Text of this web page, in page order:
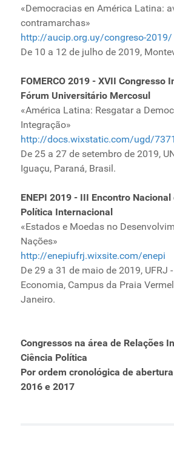
«Democracias en América Latina:
contramarchas»
http://aucip.org.uy/congreso-2019/
De 10 a 12 de julho de 2019,
FOMERCO 2019 - XVII Congresso
Fórum Universitário Mercosul
«América Latina: Resgatar a
Integração»
http://docs.wixstatic.com/ugd/
De 25 a 27 de setembro de 2019,
Iguaçu, Paraná, Brasil.
ENEPI 2019 - III Encontro Nacional
Política Internacional
«Estados e Moedas no
Nações»
http://enepiufrj.wixsite.com/enepi
De 29 a 31 de maio de 2019, UFRJ
Economia, Campus da Praia
Janeiro.
Congressos na área de Relações
Ciência Política
Por ordem cronológica de
2016 e 2017